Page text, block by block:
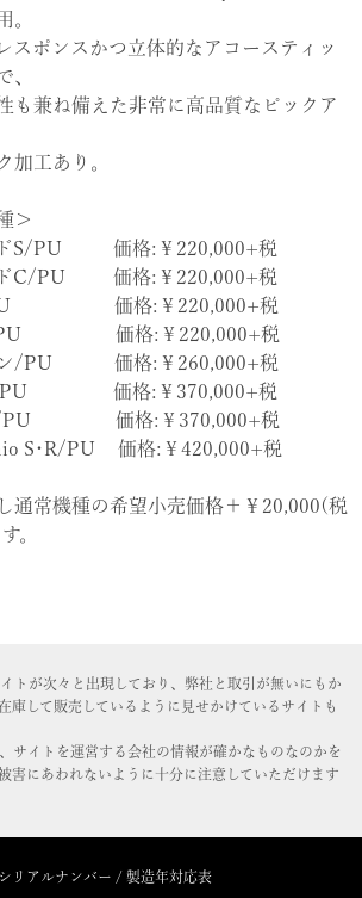
。
スポンスかつ立体的なアコースティッ
、
も兼ね備えた非常に高品質なピックア
加工あり。
＞
ドS/PU 価格:￥220,000+税
ドC/PU 価格:￥220,000+税
/PU 価格:￥220,000+税
/PU 価格:￥220,000+税
ン/PU 価格:￥260,000+税
R/PU 価格:￥370,000+税
R/PU 価格:￥370,000+税
S･R/PU 価格:￥420,000+税
通常機種の希望小売価格＋￥20,000(税
。
トが次々と出現しており、弊社と取引が無いにもか
庫して販売しているように見せかけているサイトも
サイトを運営する会社の情報が確かなものなのかを
害にあわれないように十分に注意していただけます
シリアルナンバー / 製造年対応表